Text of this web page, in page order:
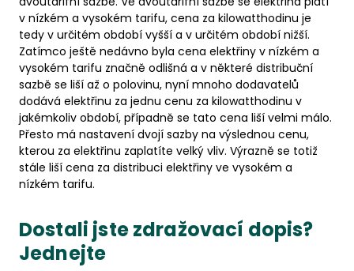
v nízkém a vysokém tarifu, cena za kilowatthodinu je
tedy v určitém období vyšší a v určitém období nižší.
Zatímco ještě nedávno byla cena elektřiny v nízkém a
vysokém tarifu značně odlišná a v některé distribuční
sazbě se liší až o polovinu, nyní mnoho dodavatelů
dodává elektřinu za jednu cenu za kilowatthodinu v
jakémkoliv období, případně se tato cena liší velmi málo.
Přesto má nastavení dvojí sazby na výslednou cenu,
kterou za elektřinu zaplatíte velký vliv. Výrazně se totiž
stále liší cena za distribuci elektřiny ve vysokém a
nízkém tarifu.
Dostali jste zdražovací dopis?
Jednejte